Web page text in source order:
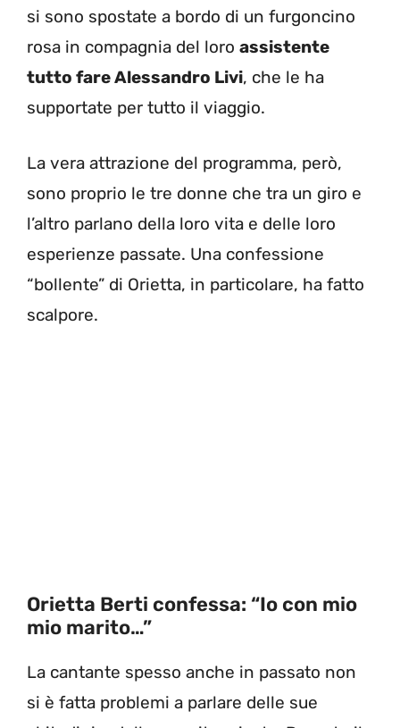
si sono spostate a bordo di un furgoncino
rosa in compagnia del loro assistente
tutto fare Alessandro Livi, che le ha
supportate per tutto il viaggio.
La vera attrazione del programma, però,
sono proprio le tre donne che tra un giro e
l’altro parlano della loro vita e delle loro
esperienze passate. Una confessione
“bollente” di Orietta, in particolare, ha fatto
scalpore.
Orietta Berti confessa: “Io con mio
mio marito…”
La cantante spesso anche in passato non
si è fatta problemi a parlare delle sue